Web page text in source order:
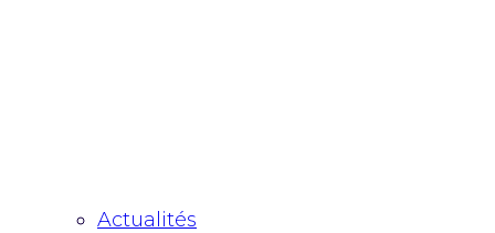
Actualités